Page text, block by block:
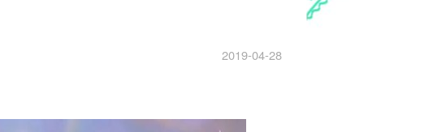
2019-04-28